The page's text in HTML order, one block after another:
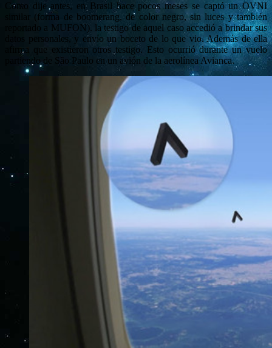
Como dije antes, en Brasil hace pocos meses se captó un OVNI
similar (forma de boomerang, de color negro, sin luces y también
reportado a MUFON). la testigo de aquel caso accedió a brindar sus
datos personales, y envío un boceto de lo que vio. Además de ella
afirma que existieron otros testigo. Esto ocurrió durante un vuelo
partiendo de São Paulo en un avión de la aerolínea Avianca.